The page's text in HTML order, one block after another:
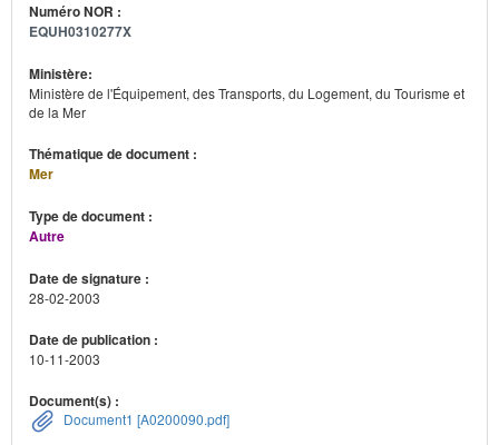
Numéro NOR :
EQUH0310277X
Ministère:
Ministère de l'Équipement, des Transports, du Logement, du Tourisme et
de la Mer
Thématique de document :
Mer
Type de document :
Autre
Date de signature :
28-02-2003
Date de publication :
10-11-2003
Document(s) :
Document1 [A0200090.pdf]